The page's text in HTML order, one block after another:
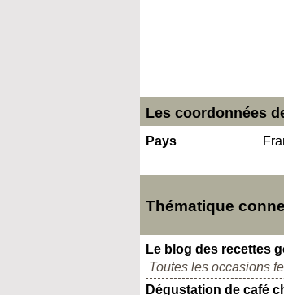
Les coordonnées
Pays
Thématique
Le blog des recettes
Toutes les occasions
Dégustation de café